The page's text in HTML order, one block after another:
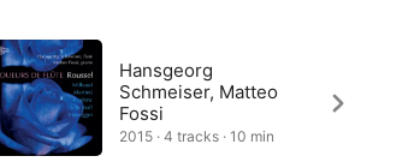
Hansgeorg
Schmeiser, Matteo
Fossi
2015 · 4 tracks · 10 min